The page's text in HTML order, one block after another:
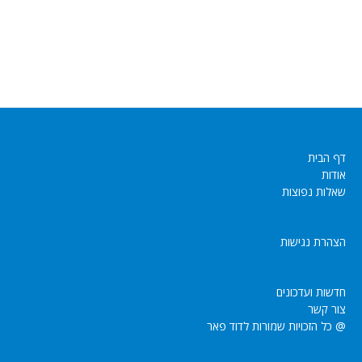
דף הבית
אודות
שאלות נפוצות
הצהרת נגישות
חדשות ועדכונים
צור קשר
@ כל הזכויות שמורות לדוד פאר